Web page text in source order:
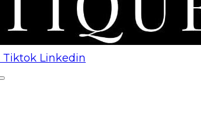
Tiktok Linkedin